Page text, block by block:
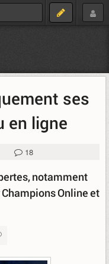
ses
en ligne
18
notamment
Online et